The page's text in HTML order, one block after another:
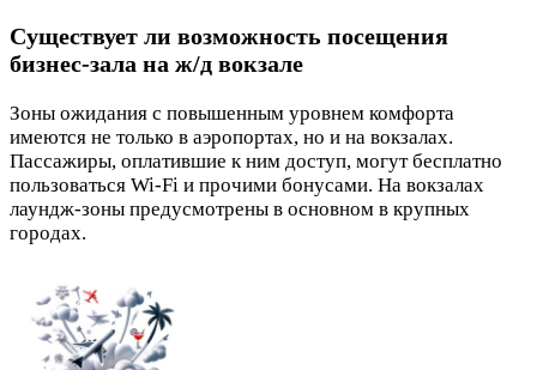
Существует ли возможность посещения
бизнес‑зала на ж/д вокзале
Зоны ожидания с повышенным уровнем комфорта
имеются не только в аэропортах, но и на вокзалах.
Пассажиры, оплатившие к ним доступ, могут бесплатно
пользоваться Wi‑Fi и прочими бонусами. На вокзалах
лаундж-зоны предусмотрены в основном в крупных
городах.